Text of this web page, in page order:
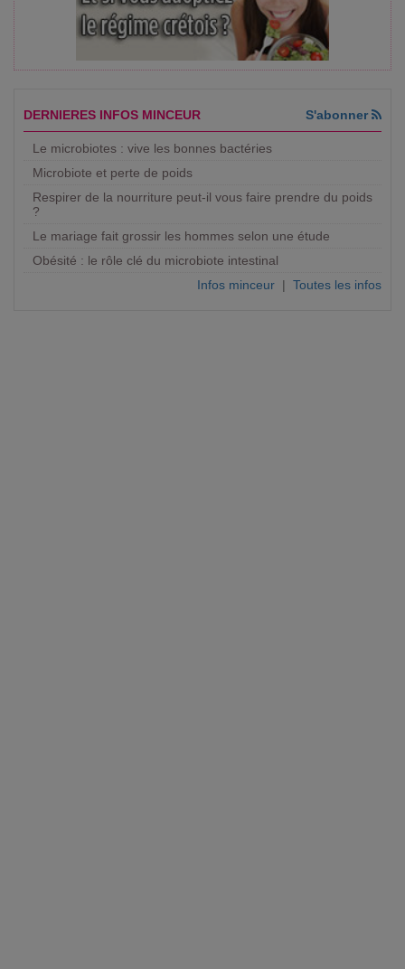
DERNIERES INFOS MINCEUR S'abonner
Le microbiotes : vive les bonnes bactéries
Microbiote et perte de poids
Respirer de la nourriture peut-il vous faire prendre du poids
?
Le mariage fait grossir les hommes selon une étude
Obésité : le rôle clé du microbiote intestinal
Infos minceur | Toutes les infos